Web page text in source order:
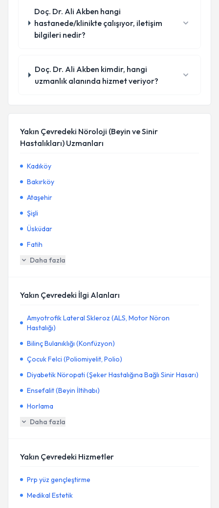
Doç. Dr. Ali Akben hangi
hastanede/klinikte çalışıyor, iletişim
bilgileri nedir?
Doç. Dr. Ali Akben kimdir, hangi
uzmanlık alanında hizmet veriyor?
Yakın Çevredeki Nöroloji (Beyin ve Sinir
Hastalıkları) Uzmanları
Kadıköy
Bakırköy
Ataşehir
Şişli
Üsküdar
Fatih
Daha fazla
Yakın Çevredeki İlgi Alanları
Amyotrofik Lateral Skleroz (ALS, Motor Nöron
Hastalığı)
Bilinç Bulanıklığı (Konfüzyon)
Çocuk Felci (Poliomiyelit, Polio)
Diyabetik Nöropati (Şeker Hastalığına Bağlı Sinir Hasarı)
Ensefalit (Beyin İltihabı)
Horlama
Daha fazla
Yakın Çevredeki Hizmetler
Prp yüz gençleştirme
Medikal Estetik